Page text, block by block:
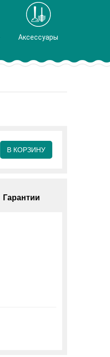
Аксессуары
В КОРЗИНУ
Гарантии